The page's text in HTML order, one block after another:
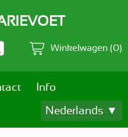
Winkelwagen (0)
Info
Nederlands ▼